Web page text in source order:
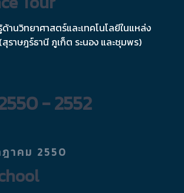
านวิทยาศาสตร์และเทคโนโลยีในแหล่ง
ราษฎร์ธานี ภูเก็ต ระนอง และชุมพร)
- 2552
าคม 2550